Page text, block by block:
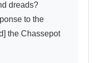
dreads?
to the
the Chassepot